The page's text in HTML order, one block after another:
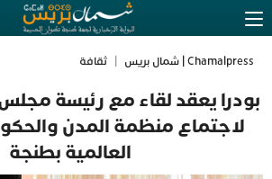
Chamalpress | شمال بريس ثقافة
بودرا يعقد لقاء مع رئيسة
لاجتماع منظمة المدن
العالمية بطنجة